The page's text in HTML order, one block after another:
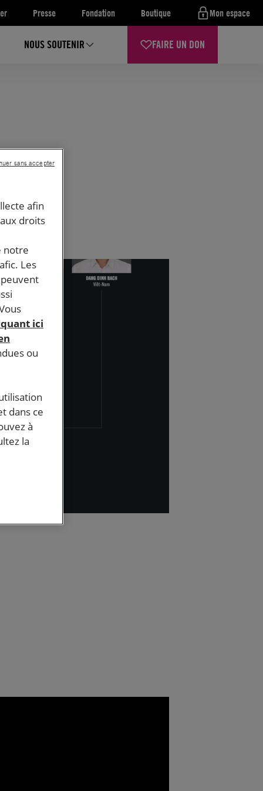
Presse Fondation Boutique Mon espace
NOUS SOUTENIR FAIRE UN DON
afin
droits
notre
Les
ici
ou
dans ce
à
la
sans accepter